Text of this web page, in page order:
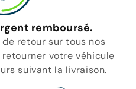
remboursé.
retour sur tous nos
retourner votre véhicule
suivant la livraison.